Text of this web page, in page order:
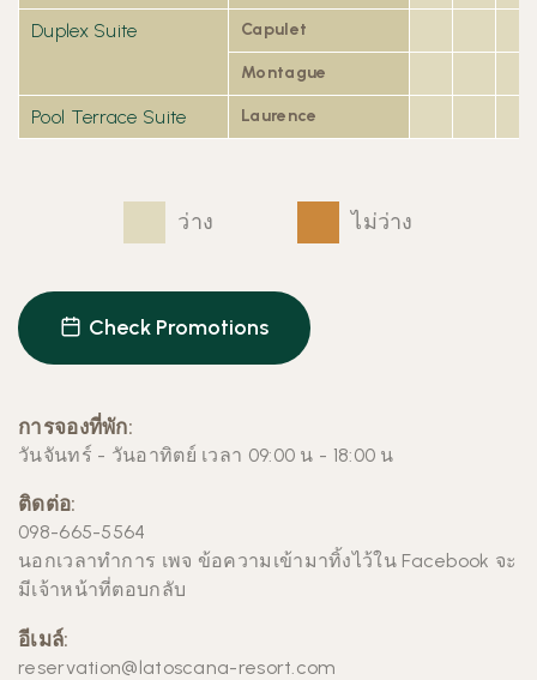
Duplex Suite Capulet
Montague
Pool Terrace Suite Laurence
ว่าง ไม่ว่าง
Check Promotions
การจองที่พัก:
วันจันทร์ - วันอาทิตย์ เวลา 09:00 น - 18:00 น
ติดต่อ:
098-665-5564
นอกเวลาทำการ เพจ ข้อความเข้ามาทิ้งไว้ใน Facebook จะ
มีเจ้าหน้าที่ตอบกลับ
อีเมล์:
reservation@latoscana-resort.com